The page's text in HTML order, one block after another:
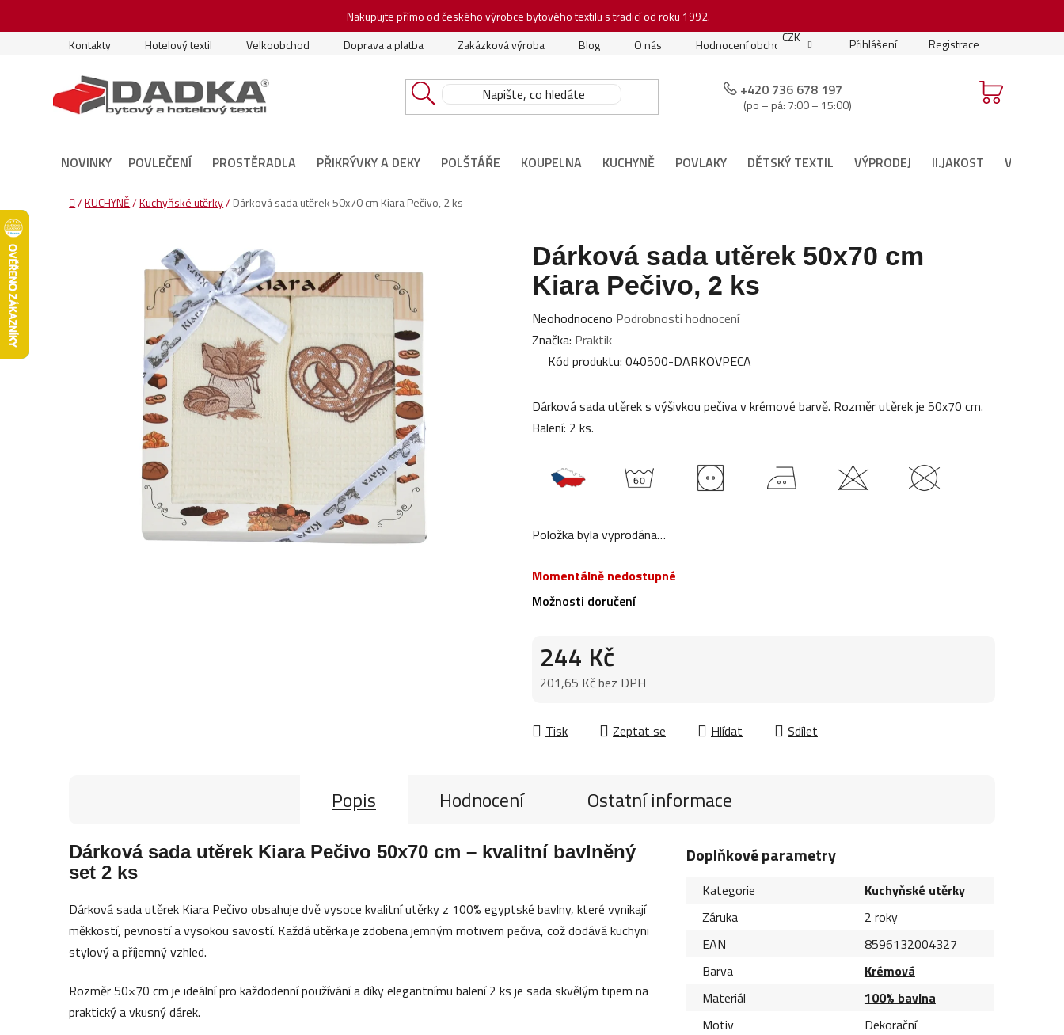
Nakupujte přímo od českého výrobce bytového textilu s tradicí od roku 1992.
Kontakty
Hotelový textil Velkoobchod Doprava a platba Zakázková výroba Blog O nás Hodnocení obchodu Moje objednávka Podmínky soutěže
CZK Přihlášení Registrace
+420 736 678 197
(po – pá: 7:00 – 15:00)
NOVINKY POVLEČENÍ PROSTĚRADLA PŘIKRÝVKY A DEKY POLŠTÁŘE KOUPELNA KUCHYNĚ POVLAKY DĚTSKÝ TEXTIL VÝPRODEJ II.JAKOST VÁNOČNÍ
Domů
/KUCHYNĚ /Kuchyňské utěrky/Dárková sada utěrek 50x70 cm Kiara Pečivo, 2 ks
Dárková sada utěrek 50x70 cm
Kiara Pečivo, 2 ks
Průměrné
hodnocení
produktu
0,0
z
hvězdiček.
Neohodnoceno Podrobnosti hodnocení
Značka: Praktik
Kód produktu: 040500-DARKOVPECA
Dárková sada utěrek s výšivkou pečiva v krémové barvě. Rozměr utěrek je 50x70 cm.
Balení: 2 ks.
Položka byla vyprodána…
Momentálně nedostupné
Možnosti doručení
244 Kč
201,65 Kč bez DPH
Tisk
Zeptat se Hlídat Sdílet
Popis Hodnocení Ostatní informace
Dárková sada utěrek Kiara Pečivo 50x70 cm – kvalitní bavlněný
set 2 ks
Dárková sada utěrek Kiara Pečivo obsahuje dvě vysoce kvalitní utěrky z 100% egyptské bavlny, které vynikají
měkkostí, pevností a vysokou savostí. Každá utěrka je zdobena jemným motivem pečiva, což dodává kuchyni
stylový a příjemný vzhled.
Rozměr 50×70 cm je ideální pro každodenní používání a díky elegantnímu balení 2 ks je sada skvělým tipem na
praktický a vkusný dárek.
Doplňkové parametry
Kategorie
Kuchyňské utěrky
Záruka
2 roky
EAN
8596132004327
Barva
Krémová
Materiál
100% bavlna
Motiv
Dekorační